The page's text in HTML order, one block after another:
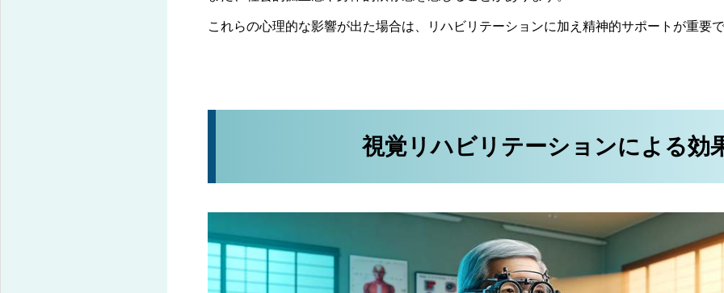
これらの心理的な影響が出た場合は、リハビリテーションに加え精神的サポートが重要
視覚リハビリテーションによる効